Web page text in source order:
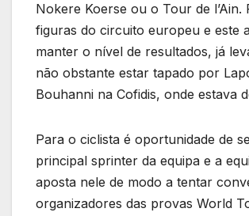
Nokere Koerse ou o Tour de l’Ain.
figuras do circuito europeu e este
manter o nível de resultados, já
não obstante estar tapado por
Bouhanni na Cofidis, onde estava
Para o ciclista é oportunidade de
principal sprinter da equipa e a
aposta nele de modo a tentar
organizadores das provas World